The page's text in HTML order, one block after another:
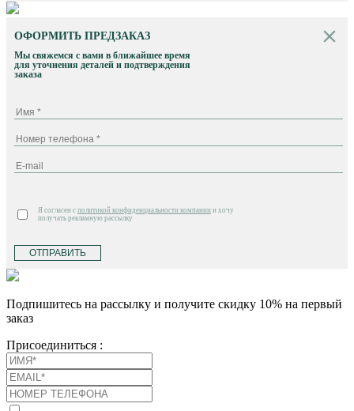
ОФОРМИТЬ ПРЕДЗАКАЗ
Мы свяжемся с вами в ближайшее время
для уточнения деталей и подтверждения
заказа
Я согласен с политикой конфиденциальности компании и хочу
получать рекламную рассылку
ОТПРАВИТЬ
Подпишитесь на рассылку и получите скидку 10% на первый
заказ
Присоединиться :